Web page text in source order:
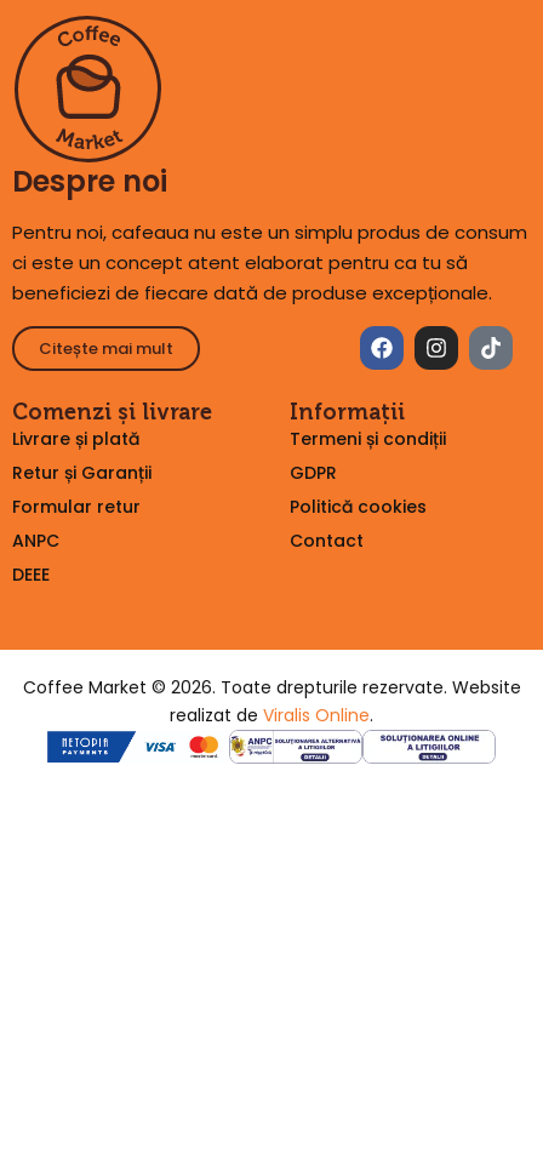
Despre noi
Pentru noi, cafeaua nu este un simplu produs de consum
ci este un concept atent elaborat pentru ca tu să
beneficiezi de fiecare dată de produse excepționale.
Citește mai mult
Comenzi și livrare
Livrare și plată
Retur și Garanții
Formular retur
ANPC
DEEE
Informații
Termeni și condiții
GDPR
Politică cookies
Contact
Coffee Market © 2026. Toate drepturile rezervate. Website
realizat de Viralis Online.